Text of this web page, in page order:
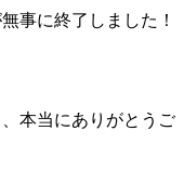
事に終了しました！
本当にありがとうご